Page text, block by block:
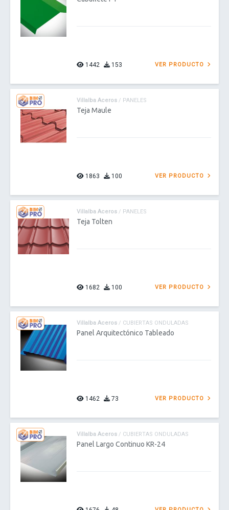
1442 153 VER PRODUCTO
Villalba Aceros / PANELES
Teja Maule
1863 100 VER PRODUCTO
Villalba Aceros / PANELES
Teja Tolten
1682 100 VER PRODUCTO
Villalba Aceros / CUBIERTAS ONDULADAS
Panel Arquitectónico Tableado
1462 73 VER PRODUCTO
Villalba Aceros / CUBIERTAS ONDULADAS
Panel Largo Continuo KR-24